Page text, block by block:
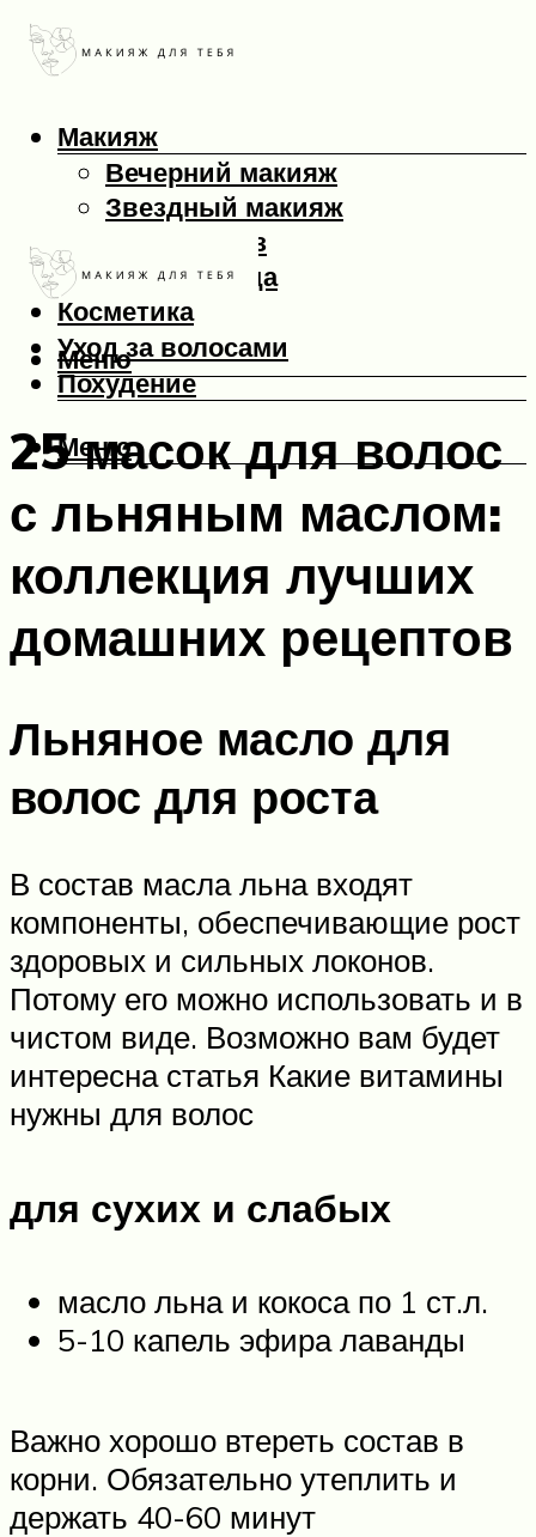
Макияж
Вечерний макияж
Звездный макияж
Макияж глаз
Макияж лица
Косметика
Уход за волосами
Похудение
Меню
Меню
25 масок для волос
с льняным маслом:
коллекция лучших
домашних рецептов
Льняное масло для
волос для роста
В состав масла льна входят
компоненты, обеспечивающие рост
здоровых и сильных локонов.
Потому его можно использовать и в
чистом виде. Возможно вам будет
интересна статья Какие витамины
нужны для волос
для сухих и слабых
масло льна и кокоса по 1 ст.л.
5-10 капель эфира лаванды
Важно хорошо втереть состав в
корни. Обязательно утеплить и
держать 40-60 минут